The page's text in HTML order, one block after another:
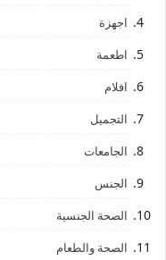
اجهزة
اطعمة
افلام
التجميل
الجامعات
الجنس
الصحة الجنسية
الصحة والطعام